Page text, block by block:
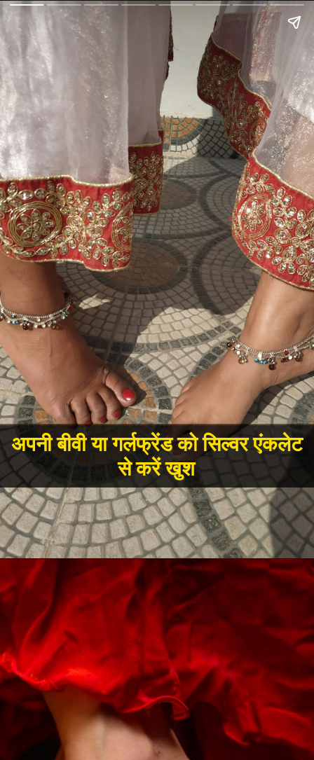
अपनी बीवी या गर्लफ्रेंड को सिल्वर एंकलेट
से करें खुश